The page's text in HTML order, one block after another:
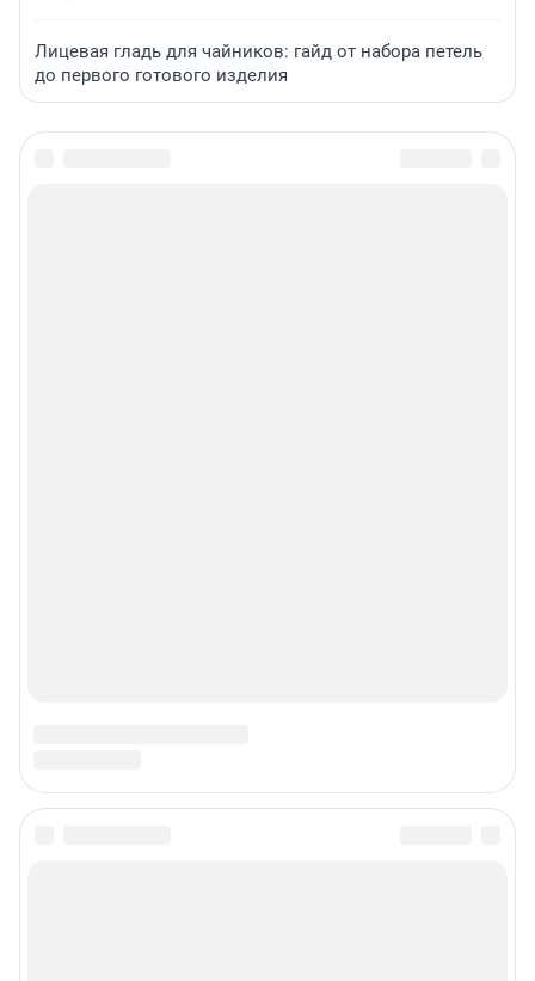
Лицевая гладь для чайников: гайд от набора петель
до первого готового изделия